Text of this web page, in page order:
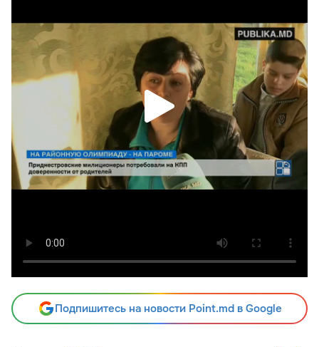
Подпишитесь на новости Point.md в Google